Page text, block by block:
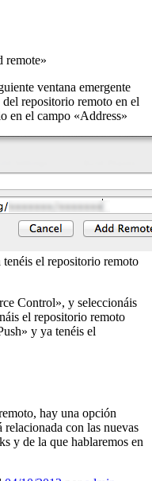
remote»
ventana emergente
del repositorio remoto en el
en el campo «Address»
el repositorio remoto
Control», y seleccionáis
el repositorio remoto
y ya tenéis el
hay una opción
con las nuevas
y de la que hablaremos en